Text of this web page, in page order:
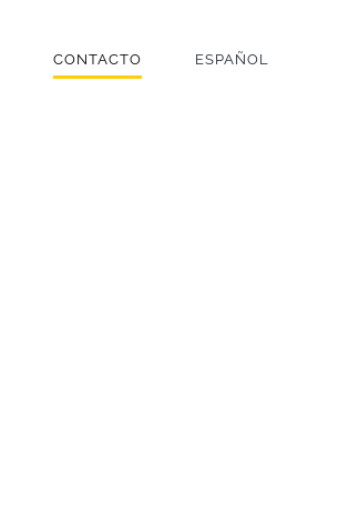
CONTACTO ESPAÑOL